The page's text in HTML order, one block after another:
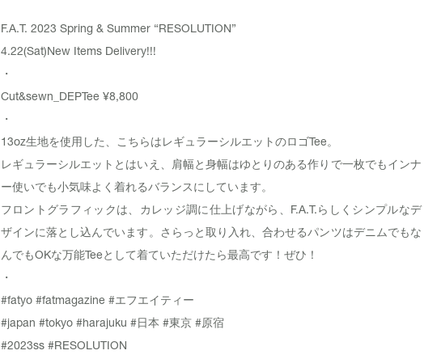
F.A.T. 2023 Spring & Summer “RESOLUTION”
4.22(Sat)New Items Delivery!!!
・
Cut&sewn_ DEPTee ¥8,800
・
13oz生地を使用した、こちらはレギュラーシルエットのロゴTee。
レギュラーシルエットとはいえ、肩幅と身幅はゆとりのある作りで一枚でもインナ
ー使いでも小気味よく着れるバランスにしています。
フロントグラフィックは、カレッジ調に仕上げながら、F.A.T.らしくシンプルなデ
ザインに落とし込んでいます。さらっと取り入れ、合わせるパンツはデニムでもな
んでもOKな万能Teeとして着ていただけたら最高です！ぜひ！
・
#fatyo #fatmagazine #エフエイティー
#japan #tokyo #harajuku #日本 #東京 #原宿
#2023ss #RESOLUTION